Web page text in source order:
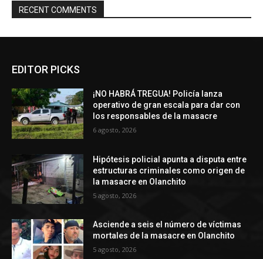
RECENT COMMENTS
EDITOR PICKS
¡NO HABRÁ TREGUA! Policía lanza
operativo de gran escala para dar con
los responsables de la masacre
6 agosto, 2026
Hipótesis policial apunta a disputa entre
estructuras criminales como origen de
la masacre en Olanchito
5 agosto, 2026
Asciende a seis el número de víctimas
mortales de la masacre en Olanchito
5 agosto, 2026